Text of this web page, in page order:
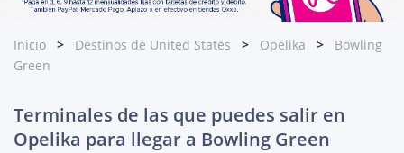
Inicio Destinos de United States Opelika
Bowling
Green
Terminales de las que puedes salir en
Opelika para llegar a Bowling Green